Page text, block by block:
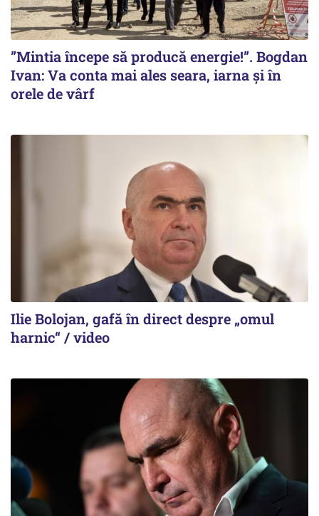
”Mintia începe să producă energie!”. Bogdan
Ivan: Va conta mai ales seara, iarna și în
orele de vârf
Ilie Bolojan, gafă în direct despre „omul
harnic“ / video